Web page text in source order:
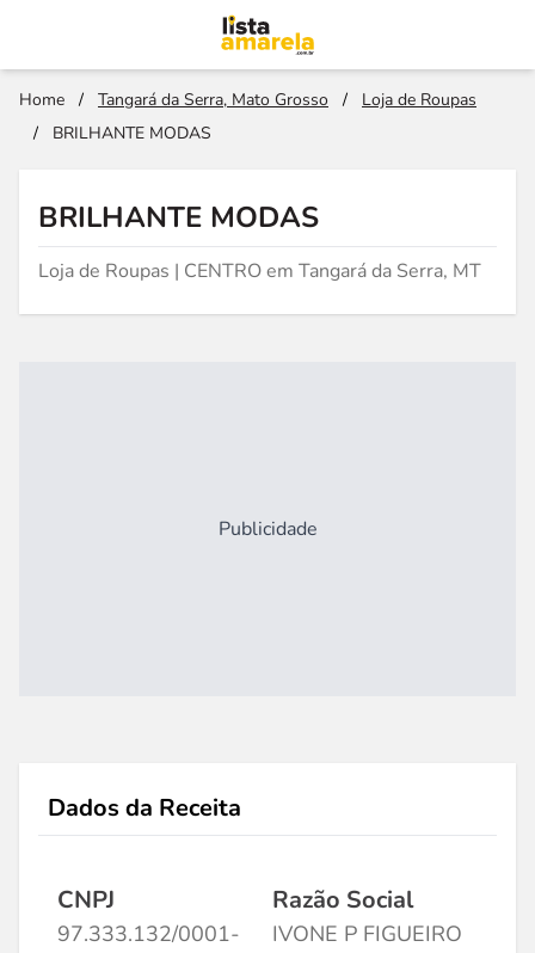
Home / Tangará da Serra, Mato Grosso /
Loja de Roupas
/
BRILHANTE MODAS
BRILHANTE MODAS
Loja de Roupas | CENTRO em Tangará da Serra, MT
Publicidade
Dados da Receita
CNPJ
97.333.132/0001-
Razão Social
IVONE P FIGUEIRO